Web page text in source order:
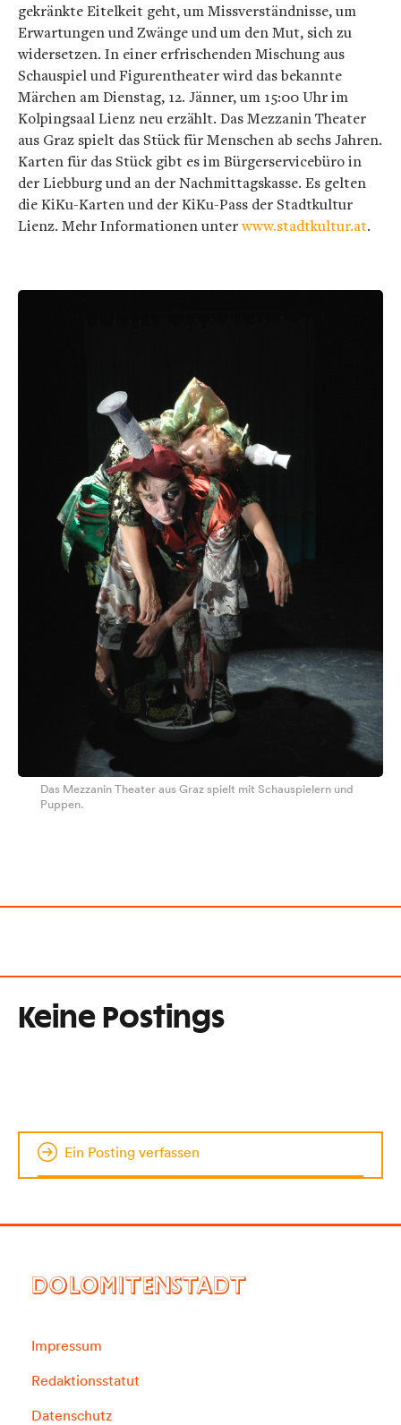
gekränkte Eitelkeit geht, um Missverständnisse, um
Erwartungen und Zwänge und um den Mut, sich zu
widersetzen. In einer erfrischenden Mischung aus
Schauspiel und Figurentheater wird das bekannte
Märchen am Dienstag, 12. Jänner, um 15:00 Uhr im
Kolpingsaal Lienz neu erzählt. Das Mezzanin Theater
aus Graz spielt das Stück für Menschen ab sechs Jahren.
Karten für das Stück gibt es im Bürgerservicebüro in
der Liebburg und an der Nachmittagskasse. Es gelten
die KiKu-Karten und der KiKu-Pass der Stadtkultur
Lienz. Mehr Informationen unterwww.stadtkultur.at.
Das Mezzanin Theater aus Graz spielt mit Schauspielern und
Puppen.
Keine Postings
Ein Posting verfassen
DOLOMITENSTADT
Impressum
Redaktionsstatut
Datenschutz